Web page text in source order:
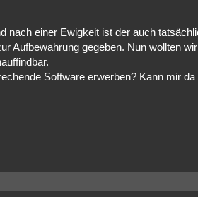
nach einer Ewigkeit ist der auch
Aufbewahrung gegeben. Nun wollten wir
Software erwerben? Kann mir da